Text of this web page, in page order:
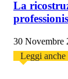
La
30 Novembre
Leggi anche